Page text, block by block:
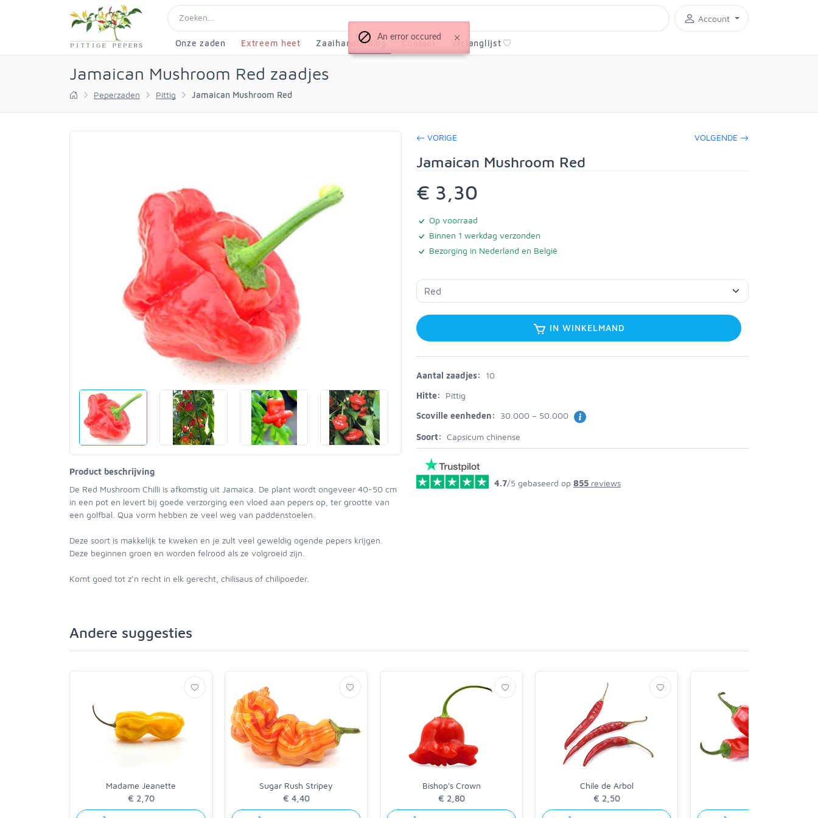
Account
Onze zaden Extreem heet Zaaihandleiding Contact Verlanglijst
Jamaican Mushroom Red zaadjes
Peperzaden Pittig Jamaican Mushroom Red
Product beschrijving
De Red Mushroom Chilli is afkomstig uit Jamaica. De plant wordt ongeveer 40-50 cm
in een pot en levert bij goede verzorging een vloed aan pepers op, ter grootte van
een golfbal. Qua vorm hebben ze veel weg van paddenstoelen.
Deze soort is makkelijk te kweken en je zult veel geweldig ogende pepers krijgen.
Deze beginnen groen en worden felrood als ze volgroeid zijn.
Komt goed tot z’n recht in elk gerecht, chilisaus of chilipoeder.
VORIGE VOLGENDE
Jamaican Mushroom Red
€ 3,30
Op voorraad
Binnen 1 werkdag verzonden
Bezorging in Nederland en België
IN WINKELMAND
Aantal zaadjes:
10
Hitte:
Pittig
Scoville eenheden:
30.000 – 50.000
Soort: Capsicum chinense
4.7/5 gebaseerd op 855 reviews
Andere suggesties
Madame Jeanette
€ 2,70
Sugar Rush Stripey
€ 4,40
Bishop's Crown
€ 2,80
Chile de Arbol
€ 2,50
An error occured